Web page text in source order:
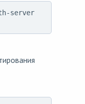
server